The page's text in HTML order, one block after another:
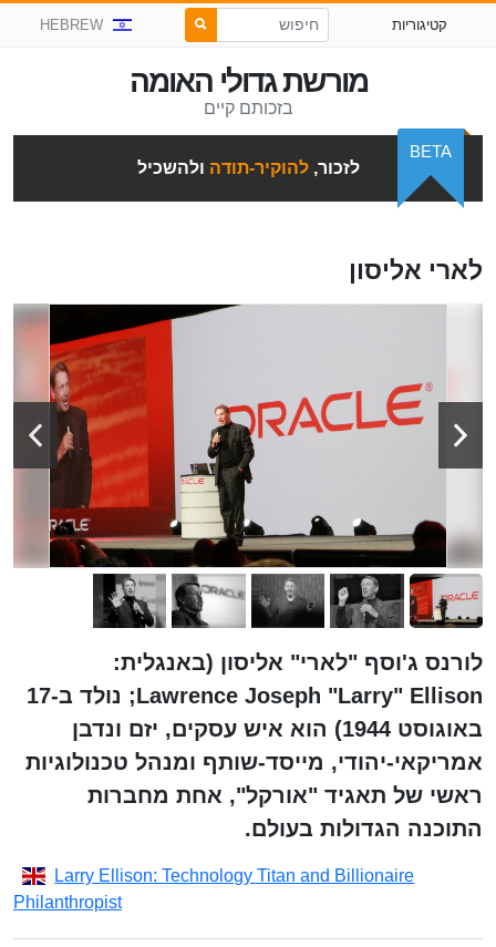
קטיגוריות HEBREW
מורשת גדולי האומה
בזכותם קיים
לזכור,להוקיר-תודה ולהשכיל
BETA
לארי אליסון
לורנס ג'וסף "לארי" אליסון (באנגלית:
Lawrence Joseph "Larry" Ellison; נולד ב-17
באוגוסט 1944) הוא איש עסקים, יזם ונדבן
אמריקאי-יהודי, מייסד-שותף ומנהל טכנולוגיות
ראשי של תאגיד "אורקל", אחת מחברות
התוכנה הגדולות בעולם.
Larry Ellison: Technology Titan and Billionaire
Philanthropist